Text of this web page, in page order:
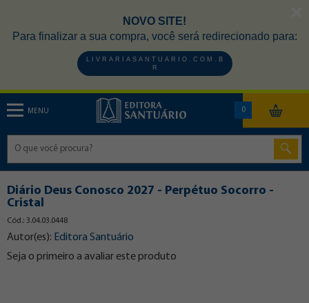
NOVO SITE!
Para finalizar a sua compra, você será redirecionado para:
L I V R A R I A S A N T U A R I O . C O M . B
R
MENU 0
Diário Deus Conosco 2027 - Perpétuo Socorro -
Cristal
Cód.: 3.04.03.0448
Autor(es): Editora Santuário
Seja o primeiro a avaliar este produto